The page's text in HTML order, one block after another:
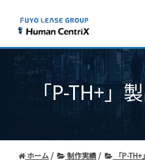
「P-TH+」
ホーム 制作実績 「P-